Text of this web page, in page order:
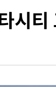
펄'…동해안 일부
늘어…누적 환자
삼 9뿌리 발견…
실종 60대, 닷새
시